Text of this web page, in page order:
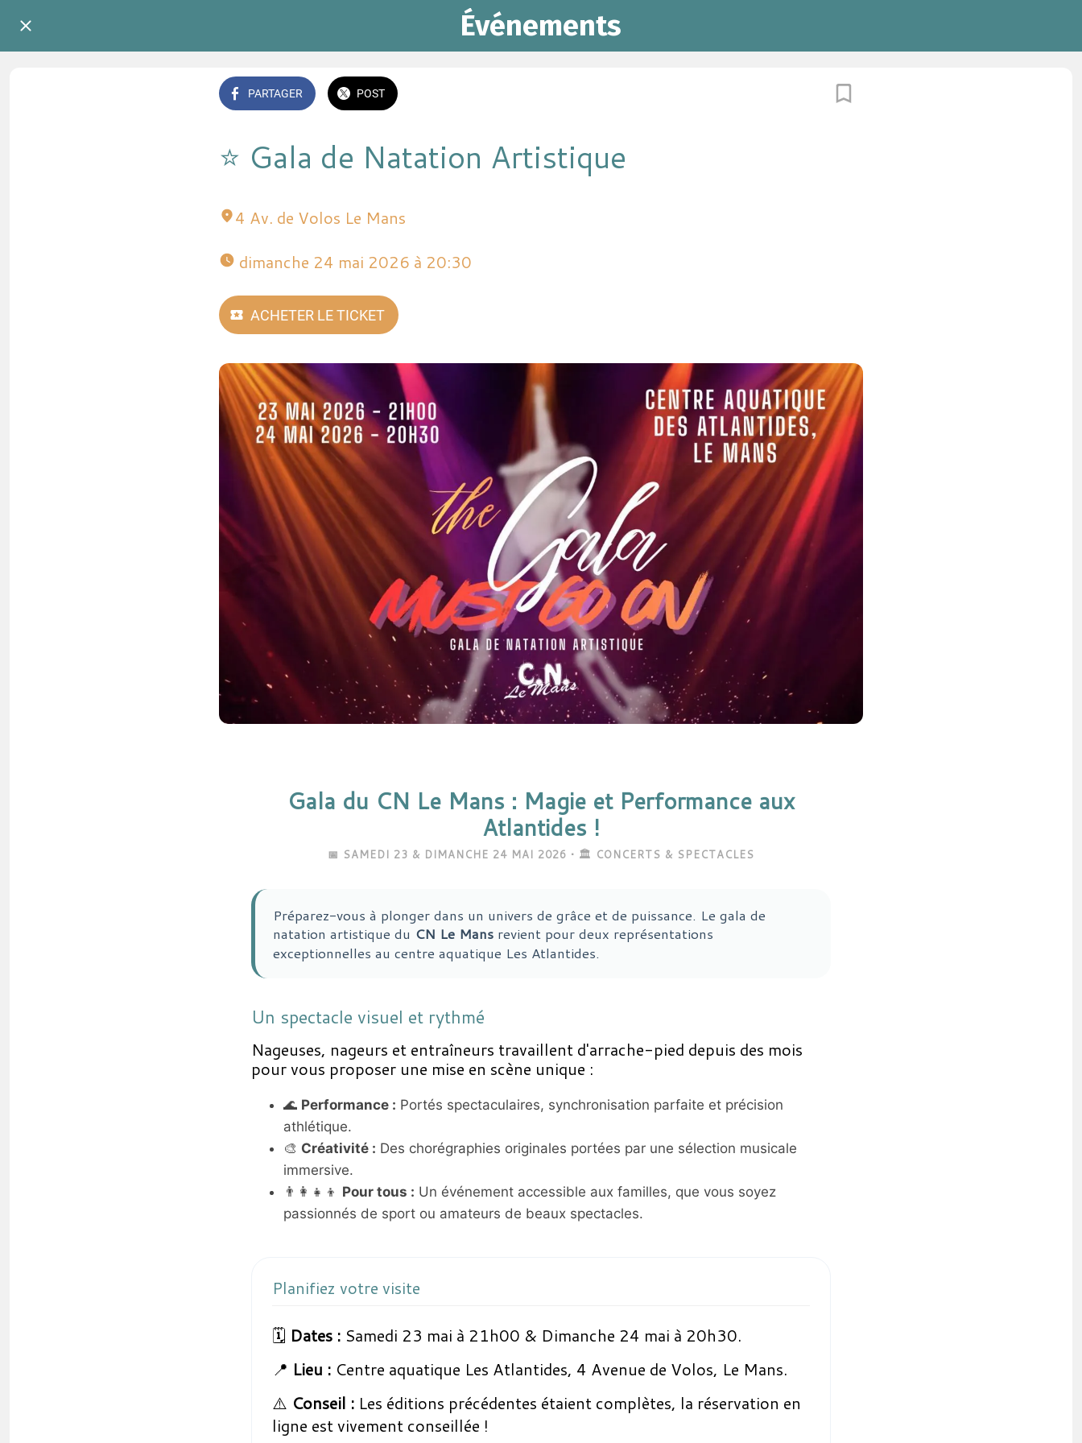
Événements
PARTAGER POST
⭐️ Gala de Natation Artistique
4 Av. de Volos Le Mans
dimanche 24 mai 2026 à 20:30
ACHETER LE TICKET
Gala du CN Le Mans : Magie et Performance aux
Atlantides !
📅 SAMEDI 23 & DIMANCHE 24 MAI 2026 • 🏛️ CONCERTS & SPECTACLES
Préparez-vous à plonger dans un univers de grâce et de puissance. Le gala de
natation artistique du CN Le Mans revient pour deux représentations
exceptionnelles au centre aquatique Les Atlantides.
Un spectacle visuel et rythmé
Nageuses, nageurs et entraîneurs travaillent d'arrache-pied depuis des mois
pour vous proposer une mise en scène unique :
🌊 Performance : Portés spectaculaires, synchronisation parfaite et précision
athlétique.
🎨 Créativité : Des chorégraphies originales portées par une sélection musicale
immersive.
👨‍👩‍👧‍👦 Pour tous : Un événement accessible aux familles, que vous soyez
passionnés de sport ou amateurs de beaux spectacles.
Planifiez votre visite
🗓️ Dates : Samedi 23 mai à 21h00 & Dimanche 24 mai à 20h30.
📍 Lieu : Centre aquatique Les Atlantides, 4 Avenue de Volos, Le Mans.
⚠️ Conseil : Les éditions précédentes étaient complètes, la réservation en
ligne est vivement conseillée !